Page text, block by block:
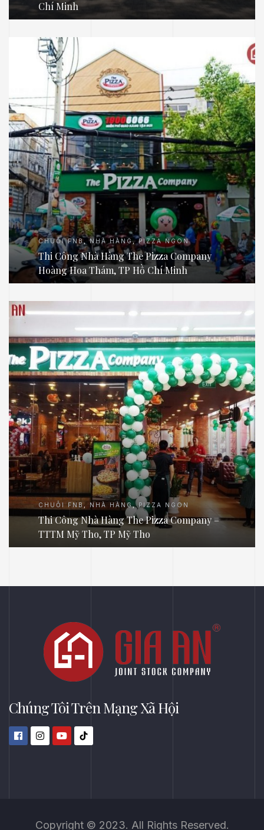
Chí Minh
CHUỖI FNB ,NHÀ HÀNG,PIZZA NGON
Thi Công Nhà Hàng The Pizza Company
Hoàng Hoa Thám, TP Hồ Chí Minh
CHUỖI FNB NHÀ HÀNG,PIZZA NGON
Thi Công Nhà Hàng The Pizza Company –
TTTM Mỹ Tho, TP Mỹ Tho
Chúng Tôi Trên Mạng Xã Hội
Copyright © 2023. All Rights Reserved.